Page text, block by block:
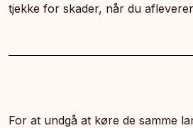
tjekke for skader, når du
For at undgå at køre de samme